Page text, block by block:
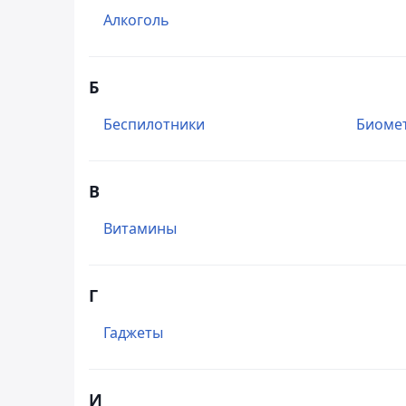
Алкоголь
Б
Беспилотники
В
Витамины
Г
Гаджеты
И